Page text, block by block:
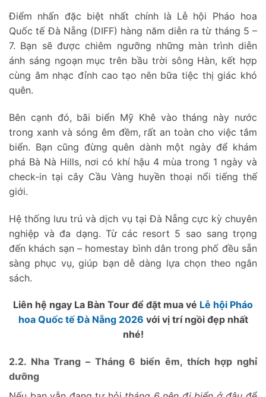
Điểm nhấn đặc biệt nhất chính là Lễ hội Pháo hoa
Quốc tế Đà Nẵng (DIFF) hàng năm diễn ra từ tháng 5 –
7. Bạn sẽ được chiêm ngưỡng những màn trình diễn
ánh sáng ngoạn mục trên bầu trời sông Hàn, kết hợp
cùng âm nhạc đỉnh cao tạo nên bữa tiệc thị giác khó
quên.
Bên cạnh đó, bãi biển Mỹ Khê vào tháng này nước
trong xanh và sóng êm đềm, rất an toàn cho việc tắm
biển. Bạn cũng đừng quên dành một ngày để khám
phá Bà Nà Hills, nơi có khí hậu 4 mùa trong 1 ngày và
check-in tại cây Cầu Vàng huyền thoại nổi tiếng thế
giới.
Hệ thống lưu trú và dịch vụ tại Đà Nẵng cực kỳ chuyên
nghiệp và đa dạng. Từ các resort 5 sao sang trọng
đến khách sạn – homestay bình dân trong phố đều sẵn
sàng phục vụ, giúp bạn dễ dàng lựa chọn theo ngân
sách.
Liên hệ ngay La Bàn Tour để đặt mua vé Lễ hội Pháo
hoa Quốc tế Đà Nẵng 2026 với vị trí ngồi đẹp nhất
nhé!
2.2. Nha Trang – Tháng 6 biển êm, thích hợp nghỉ
dưỡng